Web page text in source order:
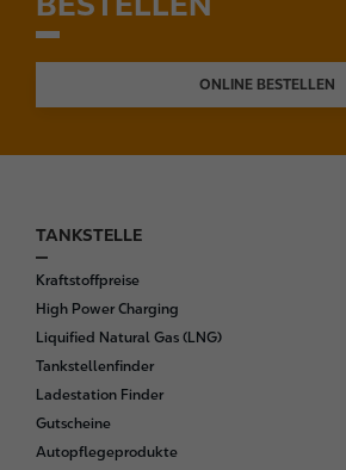
ONLINE BESTELLEN
F
o
o
t
e
r
TANKSTELLE
Kraftstoffpreise
High Power Charging
Liquified Natural Gas (LNG)
Tankstellenfinder
Ladestation Finder
Gutscheine
Autopflegeprodukte